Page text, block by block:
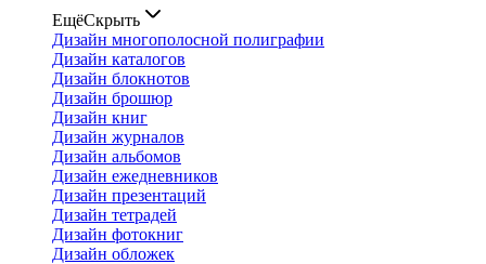
ЕщёСкрыть
Дизайн многополосной полиграфии
Дизайн каталогов
Дизайн блокнотов
Дизайн брошюр
Дизайн книг
Дизайн журналов
Дизайн альбомов
Дизайн ежедневников
Дизайн презентаций
Дизайн тетрадей
Дизайн фотокниг
Дизайн обложек